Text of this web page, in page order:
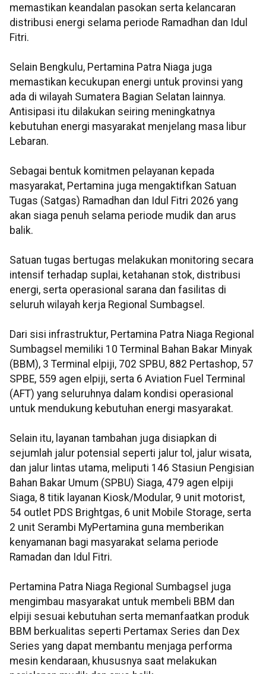
memastikan keandalan pasokan serta kelancaran
distribusi energi selama periode Ramadhan dan Idul
Fitri.
Selain Bengkulu, Pertamina Patra Niaga juga
memastikan kecukupan energi untuk provinsi yang
ada di wilayah Sumatera Bagian Selatan lainnya.
Antisipasi itu dilakukan seiring meningkatnya
kebutuhan energi masyarakat menjelang masa libur
Lebaran.
Sebagai bentuk komitmen pelayanan kepada
masyarakat, Pertamina juga mengaktifkan Satuan
Tugas (Satgas) Ramadhan dan Idul Fitri 2026 yang
akan siaga penuh selama periode mudik dan arus
balik.
Satuan tugas bertugas melakukan monitoring secara
intensif terhadap suplai, ketahanan stok, distribusi
energi, serta operasional sarana dan fasilitas di
seluruh wilayah kerja Regional Sumbagsel.
Dari sisi infrastruktur, Pertamina Patra Niaga Regional
Sumbagsel memiliki 10 Terminal Bahan Bakar Minyak
(BBM), 3 Terminal elpiji, 702 SPBU, 882 Pertashop, 57
SPBE, 559 agen elpiji, serta 6 Aviation Fuel Terminal
(AFT) yang seluruhnya dalam kondisi operasional
untuk mendukung kebutuhan energi masyarakat.
Selain itu, layanan tambahan juga disiapkan di
sejumlah jalur potensial seperti jalur tol, jalur wisata,
dan jalur lintas utama, meliputi 146 Stasiun Pengisian
Bahan Bakar Umum (SPBU) Siaga, 479 agen elpiji
Siaga, 8 titik layanan Kiosk/Modular, 9 unit motorist,
54 outlet PDS Brightgas, 6 unit Mobile Storage, serta
2 unit Serambi MyPertamina guna memberikan
kenyamanan bagi masyarakat selama periode
Ramadan dan Idul Fitri.
Pertamina Patra Niaga Regional Sumbagsel juga
mengimbau masyarakat untuk membeli BBM dan
elpiji sesuai kebutuhan serta memanfaatkan produk
BBM berkualitas seperti Pertamax Series dan Dex
Series yang dapat membantu menjaga performa
mesin kendaraan, khususnya saat melakukan